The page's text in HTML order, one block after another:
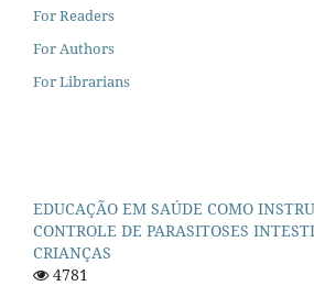
For Readers
For Authors
For Librarians
EDUCAÇÃO EM SAÚDE COMO
CONTROLE DE PARASITOSES
CRIANÇAS
4781